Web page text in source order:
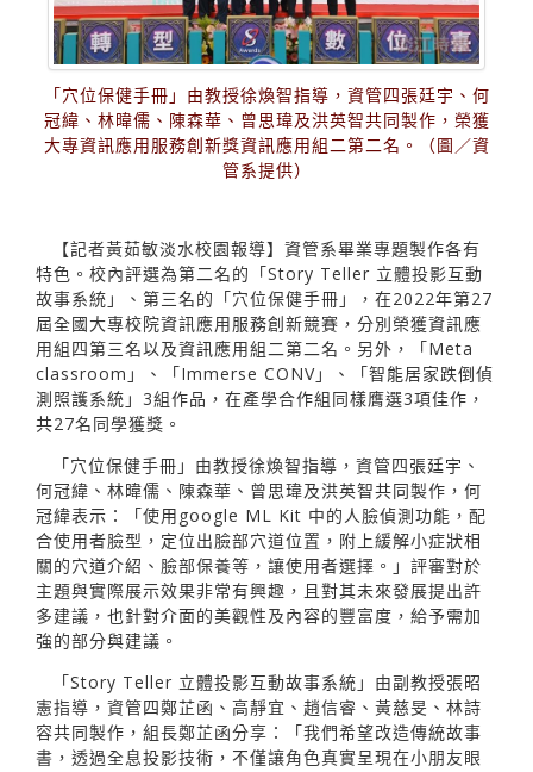
「穴位保健手冊」由教授徐煥智指導，資管四張廷宇、何
冠緯、林暐儒、陳森華、曾思瑋及洪英智共同製作，榮獲
大專資訊應用服務創新獎資訊應用組二第二名。（圖／資
管系提供）
【記者黃茹敏淡水校園報導】資管系畢業專題製作各有
特色。校內評選為第二名的「Story Teller 立體投影互動
故事系統」、第三名的「穴位保健手冊」，在2022年第27
屆全國大專校院資訊應用服務創新競賽，分別榮獲資訊應
用組四第三名以及資訊應用組二第二名。另外，「Meta
classroom」、「Immerse CONV」、「智能居家跌倒偵
測照護系統」3組作品，在產學合作組同樣膺選3項佳作，
共27名同學獲獎。
「穴位保健手冊」由教授徐煥智指導，資管四張廷宇、
何冠緯、林暐儒、陳森華、曾思瑋及洪英智共同製作，何
冠緯表示：「使用google ML Kit 中的人臉偵測功能，配
合使用者臉型，定位出臉部穴道位置，附上緩解小症狀相
關的穴道介紹、臉部保養等，讓使用者選擇。」評審對於
主題與實際展示效果非常有興趣，且對其未來發展提出許
多建議，也針對介面的美觀性及內容的豐富度，給予需加
強的部分與建議。
「Story Teller 立體投影互動故事系統」由副教授張昭
憲指導，資管四鄭芷函、高靜宜、趙信睿、黃慈旻、林詩
容共同製作，組長鄭芷函分享：「我們希望改造傳統故事
書，透過全息投影技術，不僅讓角色真實呈現在小朋友眼